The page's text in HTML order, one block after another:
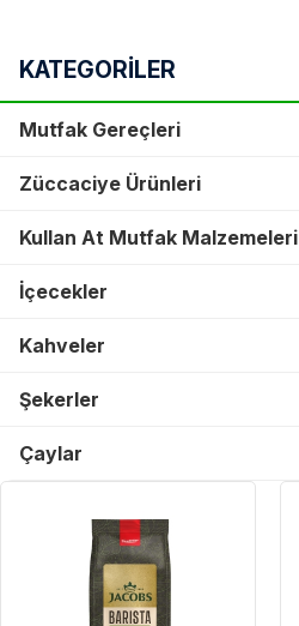
KATEGORİLER
Mutfak Gereçleri
Züccaciye Ürünleri
Kullan At Mutfak Malzemeleri
İçecekler
Kahveler
Şekerler
Çaylar